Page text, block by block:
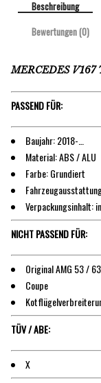
Beschreibung
Bewertungen (0)
MERCEDES V167
PASSEND FÜR:
Baujahr: 2018-…
Material: ABS / ALU
Farbe: Grundiert
Verpackungsinhalt:
NICHT PASSEND FÜR:
Original AMG 53 /
Coupe
TÜV / ABE:
X